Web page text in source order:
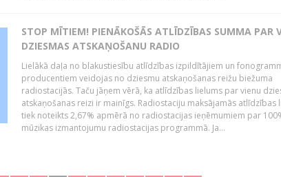
STOP MĪTIEM! PIENĀKOŠĀS ATLĪDZĪBAS SUMMA PAR
DZIESMAS ATSKAŅOŠANU RADIO
Lielākā daļa no blakustiesību atlīdzības izpildītājiem un
producentiem veidojas no dziesmu atskaņošanas reižu biežuma
radiostacijās. Taču jāņem vērā, ka atlīdzības lielums par vienu
atskaņošanas reizi ir mainīgs. Radiostaciju maksājamās atlīdzības
tiek noteikts 2,67% apmērā no radiostacijas ieņēmumiem par
mūzikas izmantojumu radiostacijas programmā. Ja...